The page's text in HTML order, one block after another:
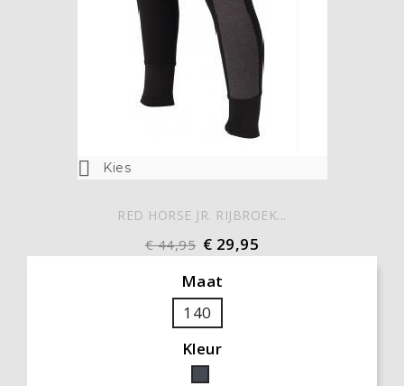
 Kies
RED HORSE JR. RIJBROEK...
€ 44,95 € 29,95
Maat
140
Kleur
Zwart